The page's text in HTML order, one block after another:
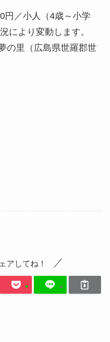
円／小人（4歳～小学
により変動します。
の里（広島県世羅郡世
アしてね！